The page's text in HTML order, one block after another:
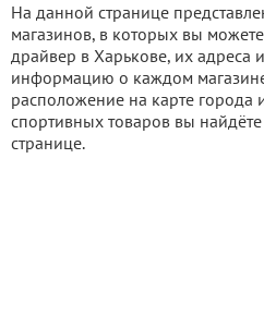
На данной странице
магазинов, в которых вы
драйвер в Харькове, их
информацию о каждом
расположение на карте города
спортивных товаров вы
странице.